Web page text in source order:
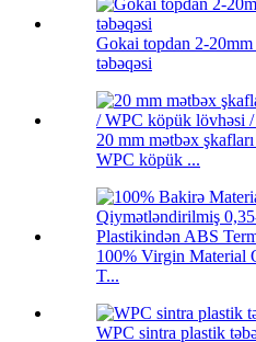
Gokai topdan 2-
təbəqəsi
20 mm mətbəx
WPC köpük ...
100% Virgin Material
T...
WPC sintra plastik